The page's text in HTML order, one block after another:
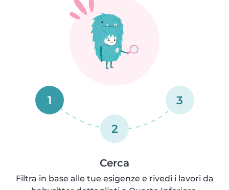
1
2
3
Cerca
Filtra in base alle tue esigenze e rivedi i lavori da